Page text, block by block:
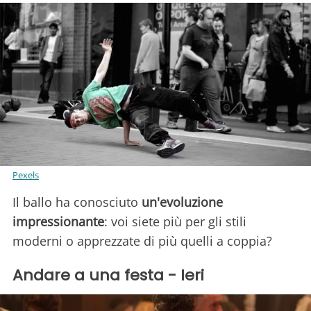
Pexels
Il ballo ha conosciuto un'evoluzione
impressionante: voi siete più per gli stili
moderni o apprezzate di più quelli a coppia?
Andare a una festa - Ieri